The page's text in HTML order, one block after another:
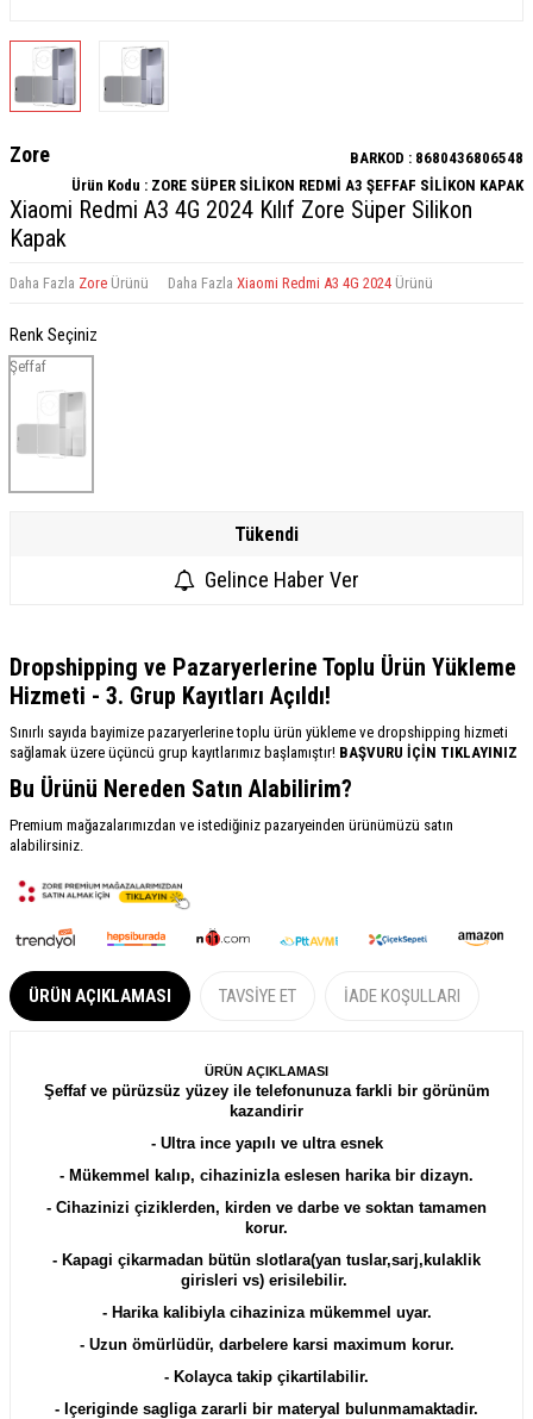
Zore BARKOD : 8680436806548
Ürün Kodu : ZORE SÜPER SİLİKON REDMİ A3 ŞEFFAF SİLİKON KAPAK
Xiaomi Redmi A3 4G 2024 Kılıf Zore Süper Silikon
Kapak
Daha Fazla Zore Ürünü Daha Fazla Xiaomi Redmi A3 4G 2024 Ürünü
Renk Seçiniz
Şeffaf
Tükendi
Gelince Haber Ver
Dropshipping ve Pazaryerlerine Toplu Ürün Yükleme
Hizmeti - 3. Grup Kayıtları Açıldı!
Sınırlı sayıda bayimize pazaryerlerine toplu ürün yükleme ve dropshipping hizmeti
sağlamak üzere üçüncü grup kayıtlarımız başlamıştır! BAŞVURU İÇİN TIKLAYINIZ
Bu Ürünü Nereden Satın Alabilirim?
Premium mağazalarımızdan ve istediğiniz pazaryeinden ürünümüzü satın
alabilirsiniz.
ÜRÜN AÇIKLAMASI TAVSIYE ET İADE KOŞULLARI
ÜRÜN AÇIKLAMASI
Şeffaf ve pürüzsüz yüzey ile telefonunuza farkli bir görünüm
kazandirir
- Ultra ince yapılı ve ultra esnek
- Mükemmel kalıp, cihazinizla eslesen harika bir dizayn.
- Cihazinizi çiziklerden, kirden ve darbe ve soktan tamamen
korur.
- Kapagi çikarmadan bütün slotlara(yan tuslar,sarj,kulaklik
girisleri vs) erisilebilir.
- Harika kalibiyla cihaziniza mükemmel uyar.
- Uzun ömürlüdür, darbelere karsi maximum korur.
- Kolayca takip çikartilabilir.
- Içeriginde sagliga zararli bir materyal bulunmamaktadir.